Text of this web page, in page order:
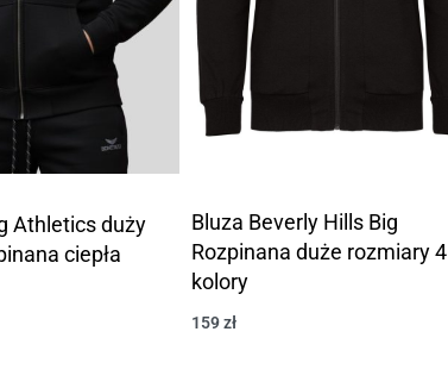
Athletics duży
ciepła
Bluza Beverly Hills Big
Rozpinana duże rozmiary 4
kolory
159zł